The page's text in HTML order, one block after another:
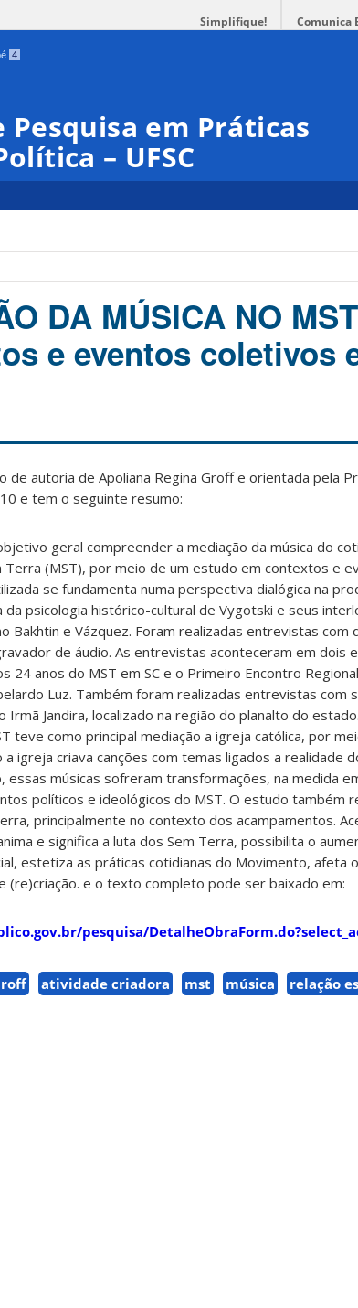
Simplifique! Comunica
4
Pesquisa em Práticas
– UFSC
DA MÚSICA NO
e eventos coletivos
de autoria de Apoliana Regina Groff e orientada pela
e tem o seguinte resumo:
geral compreender a mediação da música do
Terra (MST), por meio de um estudo em contextos e
se fundamenta numa perspectiva dialógica na
da psicologia histórico-cultural de Vygotski e seus
Bakhtin e Vázquez. Foram realizadas entrevistas com
de áudio. As entrevistas aconteceram em dois
24 anos do MST em SC e o Primeiro Encontro
Luz. Também foram realizadas entrevistas com
Jandira, localizado na região do planalto do
teve como principal mediação a igreja católica, por
igreja criava canções com temas ligados a realidade
essas músicas sofreram transformações, na medida
políticos e ideológicos do MST. O estudo também
principalmente no contexto dos acampamentos.
e significa a luta dos Sem Terra, possibilita o
estetiza as práticas cotidianas do Movimento, afeta
(re)criação. e o texto completo pode ser baixado em:
pesquisa/
atividade criadora mst música relação